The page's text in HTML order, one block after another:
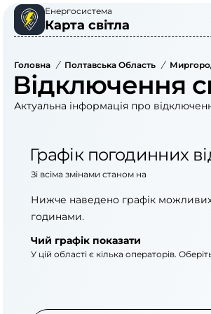
Енергосистема
Карта світла
Головна / Полтавська Область /
Відключення
Актуальна інформація про
Графік погодинних
Зі всіма змінами станом на
Нижче наведено графік можливих
годинами.
Чий графік показати
У цій області є кілька операторів.